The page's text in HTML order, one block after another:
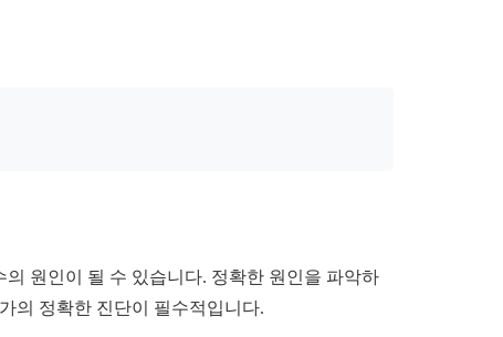
원인이 될 수 있습니다. 정확한 원인을 파악하
의 정확한 진단이 필수적입니다.